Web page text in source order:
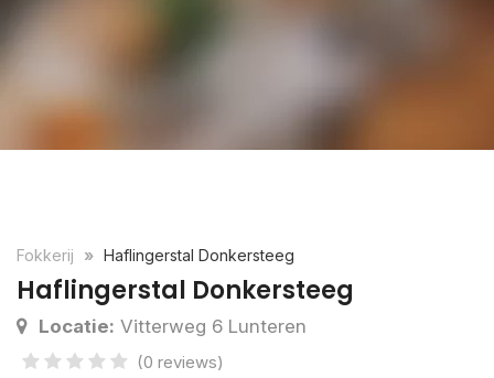
Fokkerij Haflingerstal Donkersteeg
Haflingerstal Donkersteeg
Locatie: Vitterweg 6 Lunteren
(0 reviews)